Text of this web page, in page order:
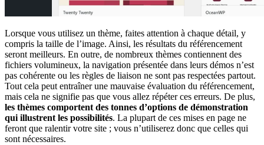
Lorsque vous utilisez un thème, faites attention à chaque détail, y
compris la taille de l’image. Ainsi, les résultats du référencement
seront meilleurs. En outre, de nombreux thèmes contiennent des
fichiers volumineux, la navigation présentée dans leurs démos n’est
pas cohérente ou les règles de liaison ne sont pas respectées partout.
Tout cela peut entraîner une mauvaise évaluation du référencement,
mais cela ne signifie pas que vous allez répéter ces erreurs. De plus,
les thèmes comportent des tonnes d’options de démonstration
qui illustrent les possibilités. La plupart de ces mises en page ne
feront que ralentir votre site ; vous n’utiliserez donc que celles qui
sont nécessaires.